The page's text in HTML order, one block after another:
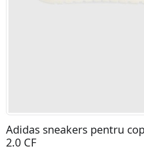
Adidas sneakers pentru
2.0 CF